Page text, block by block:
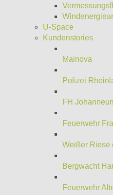
U-Space
Kundenstories
Mainova
Polizei
FH
Feuerwehr
Weißer Riese
Bergwacht
Feuerwehr